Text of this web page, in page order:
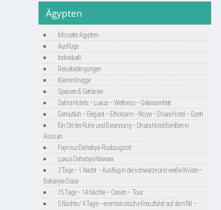
Ägypten
Infoseite Ägypten
Ausflüge
Individuell
Reisebedingungen
Kleiner Knigge
Speisen & Getränke
Dahra Hotels – Luxus – Wellness – Gelassenheit
Gemütlich – Elegant – Erholsam – Noya – Dhara Hotel – Gizeh
Ein Ort der Ruhe und Besinnung – Dhara Hotel BenBen in
Assuan
Fayrouz-Dahabya-Rückzugsort
Luxus Dahabya Nawara
2 Tage – 1 Nacht – Ausflug in die schwarze und weiße Wüste –
Baharyia Oase
15 Tage – 14 Nächte – Oasen – Tour
5 Nächte / 4 Tage – eine historische Kreuzfahrt auf dem Nil –